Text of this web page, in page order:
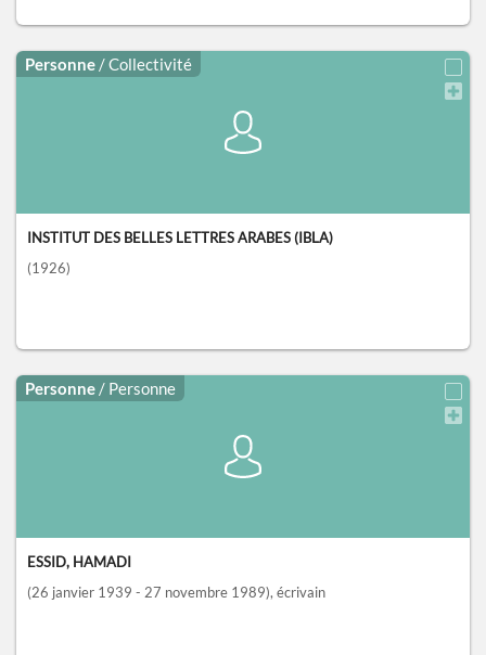
Personne / Collectivité
INSTITUT DES BELLES LETTRES ARABES (IBLA)
(1926)
Personne / Personne
ESSID, HAMADI
(26 janvier 1939 - 27 novembre 1989), écrivain